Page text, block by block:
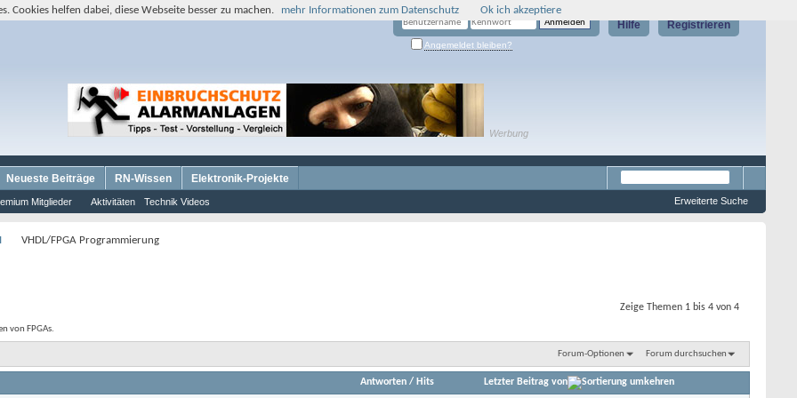
Registrieren
Hilfe
Angemeldet bleiben?
Werbung
Mitglieder Aktivitäten Technik Videos
Neueste Beiträge RN-Wissen Elektronik-Projekte
Erweiterte Suche
VHDL/FPGA Programmierung
Zeige Themen 1 bis 4 von 4
von FPGAs.
Forum-Optionen Forum durchsuchen
Antworten/ Hits Letzter Beitrag von
Cookies helfen dabei, diese Webseite besser zu machen. mehr Informationen zum Datenschutz Ok ich akzeptiere